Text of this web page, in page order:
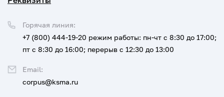
Горячая линия:
+7 (800) 444-19-20 режим работы: пн-чт с 8:30 до 17:00;
пт с 8:30 до 16:00; перерыв с 12:30 до 13:00
Email:
corpus@ksma.ru